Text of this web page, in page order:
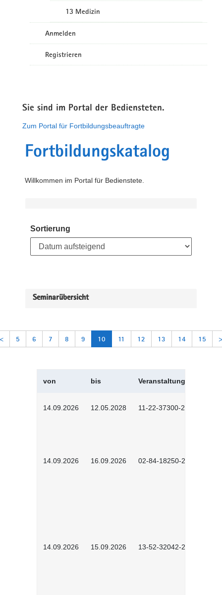
13 Medizin
Anmelden
Registrieren
Sie sind im Portal der Bediensteten.
Zum Portal für Fortbildungsbeauftragte
Fortbildungskatalog
Willkommen im Portal für Bedienstete.
Sortierung
Seminarübersicht
< 5 6 7 8 9 10 11 12 13 14 15 >
von bis Veranstaltungskürzel
14.09.2026 12.05.2028 11-22-37300-2604
14.09.2026 16.09.2026 02-84-18250-2504
14.09.2026 15.09.2026 13-52-32042-2601